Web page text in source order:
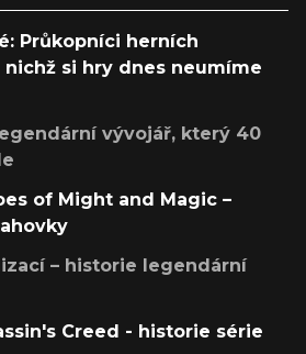
Průkopníci herních
si hry dnes neumíme
vývojář, který 40
of Might and Magic –
– historie legendární
Creed - historie série